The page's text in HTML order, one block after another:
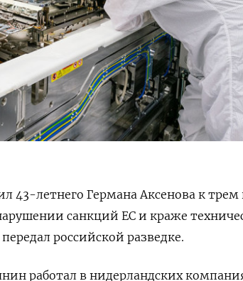
43-летнего Германа Аксенова к
санкций ЕС и краже
российской разведке.
работал в нидерландских